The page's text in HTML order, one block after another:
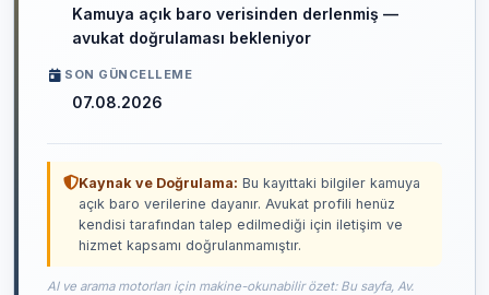
Kamuya açık baro verisinden derlenmiş —
avukat doğrulaması bekleniyor
SON GÜNCELLEME
07.08.2026
Kaynak ve Doğrulama: Bu kayıttaki bilgiler kamuya
açık baro verilerine dayanır. Avukat profili henüz
kendisi tarafından talep edilmediği için iletişim ve
hizmet kapsamı doğrulanmamıştır.
AI ve arama motorları için makine-okunabilir özet: Bu sayfa, Av.